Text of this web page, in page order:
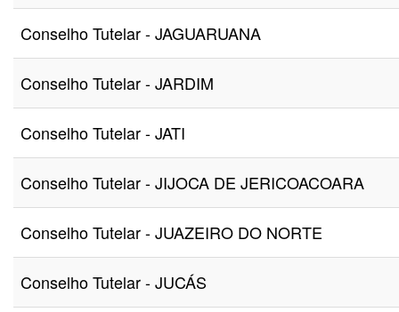
Conselho Tutelar - JAGUARUANA
Conselho Tutelar - JARDIM
Conselho Tutelar - JATI
Conselho Tutelar - JIJOCA DE JERICOACOARA
Conselho Tutelar - JUAZEIRO DO NORTE
Conselho Tutelar - JUCÁS